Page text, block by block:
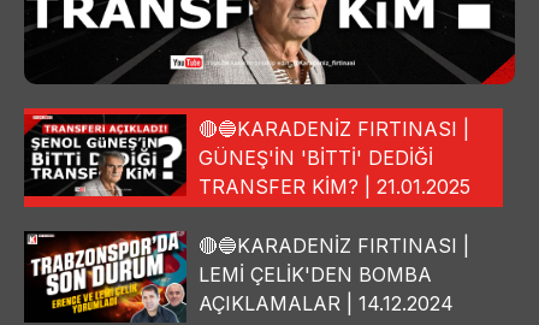
🔴🔵KARADENİZ FIRTINASI |
GÜNEŞ'İN 'BİTTİ' DEDİĞİ
TRANSFER KİM? | 21.01.2025
🔴🔵KARADENİZ FIRTINASI |
LEMİ ÇELİK'DEN BOMBA
AÇIKLAMALAR | 14.12.2024